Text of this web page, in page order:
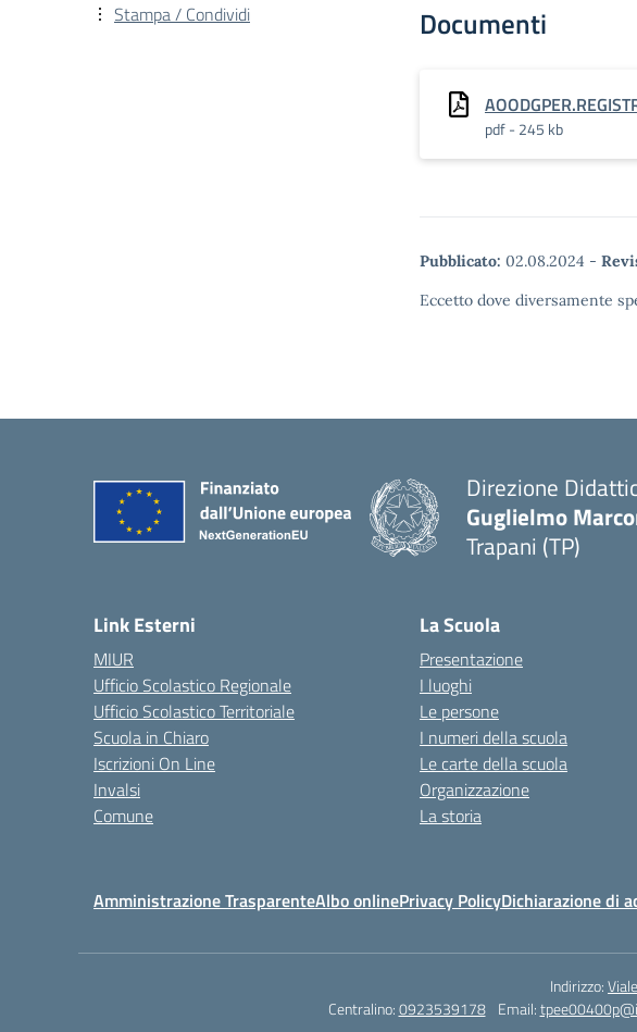
Documenti
pdf - 245 kb
Pubblicato: 02.08.2024 -
Eccetto dove diversamente
Stampa / Condividi
Direzione
Guglielmo
Trapani (TP)
Link Esterni
MIUR
Ufficio Scolastico Regionale
Ufficio Scolastico Territoriale
Scuola in Chiaro
Iscrizioni On Line
Invalsi
Comune
La Scuola
Presentazione
I luoghi
Le persone
I numeri della scuola
Le carte della scuola
Organizzazione
La storia
Amministrazione TrasparenteAlbo onlinePrivacy PolicyDichiarazione di
Indirizzo:
Centralino:0923539178 Email: